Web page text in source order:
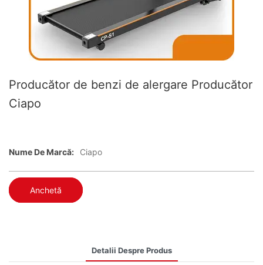
Producător de benzi de alergare Producător
Ciapo
Nume De Marcă: Ciapo
Anchetă
Detalii Despre Produs